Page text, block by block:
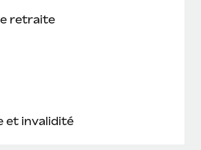
retraite
et invalidité